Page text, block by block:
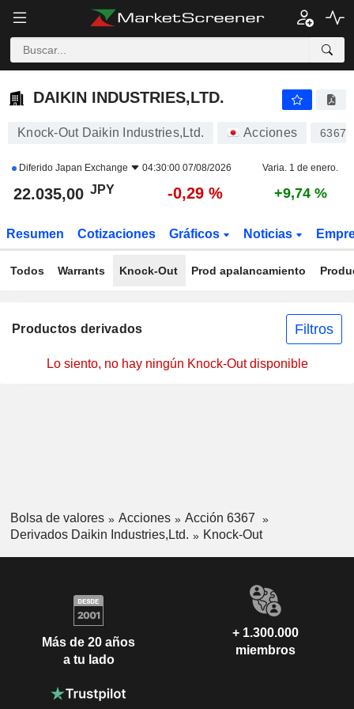
DAIKIN INDUSTRIES,LTD.
DAIKIN INDUSTRIES,LTD.
Knock-Out Daikin Industries,Ltd. Acciones 6367
Diferido Japan Exchange 04:30:00 07/08/2026 Varia. 1 de enero.
22.035,00 JPY -0,29 % +9,74 %
Resumen Cotizaciones Gráficos Noticias
Todos Warrants Knock-Out Prod apalancamiento
Productos derivados Filtros
Lo siento, no hay ningún Knock-Out disponible
Bolsa de valores Acciones
Acción 6367
Derivados Daikin Industries,Ltd.
Knock-Out
Más de 20 años
a tu lado
+ 1.300.000
miembros